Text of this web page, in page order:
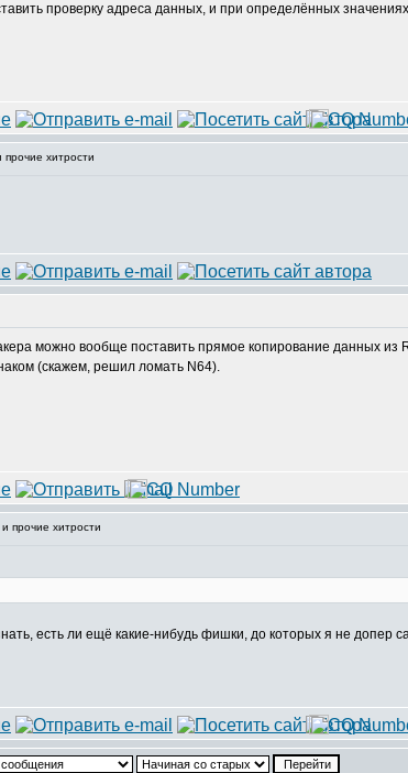
проверку адреса данных, и при определённых
хитрости
можно вообще поставить прямое копирование данных
(скажем, решил ломать N64).
прочие хитрости
есть ли ещё какие-нибудь фишки, до которых я не допер